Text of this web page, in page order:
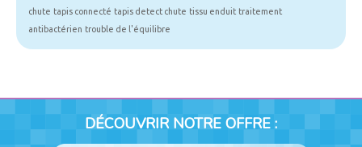
chute tapis connecté tapis detect chute tissu enduit traitement
antibactérien trouble de l'équilibre
DÉCOUVRIR NOTRE OFFRE :